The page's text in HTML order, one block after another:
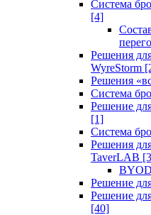
Система
[4]
Решения
WyreStorm
Решения
Система
Решение
[1]
Система
Решения
TaverLAB
Решение
Решение
[40]